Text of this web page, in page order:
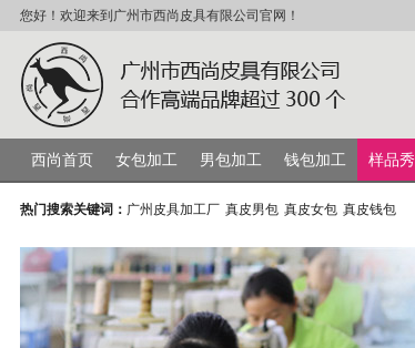
您好！欢迎来到广州市西尚皮具有限公司官网！
西尚首页 女包加工 男包加工 钱包加工 样品秀
热门搜索关键词： 广州皮具加工厂 真皮男包 真皮女包 真皮钱包